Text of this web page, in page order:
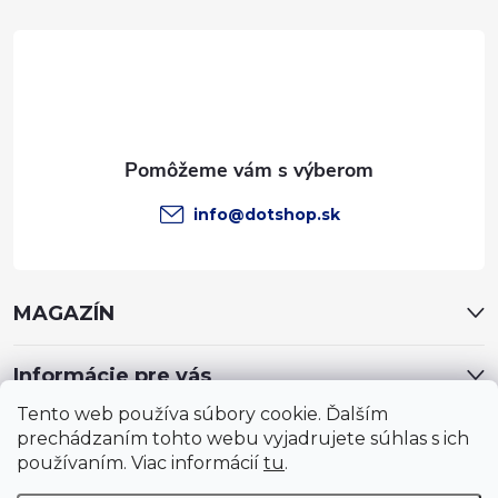
Tento web používa súbory cookie. Ďalším
prechádzaním tohto webu vyjadrujete súhlas s ich
používaním. Viac informácií tu.
info@dotshop.sk
MAGAZÍN
Informácie pre vás